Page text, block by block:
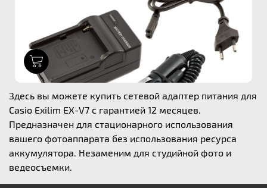
Здесь вы можете купить сетевой адаптер питания для
Casio Exilim EX-V7 с гарантией 12 месяцев.
Предназначен для стационарного использования
вашего фотоаппарата без использования ресурса
аккумулятора. Незаменим для студийной фото и
ведеосъемки.